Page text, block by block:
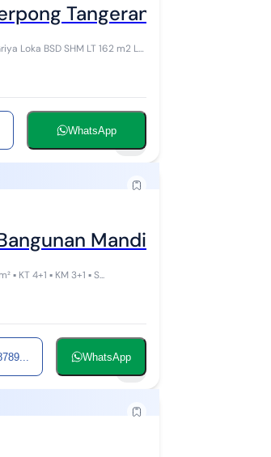
Tangerang 2 Lantai
WhatsApp
Mandiri Interior
Rumah dijual di GriyaLoka Bsd Hook! bangunan brand new ▪︎ LT 159 m² ▪︎ LB 187 m² ▪︎ KT 4+1 ▪︎ KM 3+1 ▪︎ S...
WhatsApp